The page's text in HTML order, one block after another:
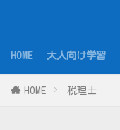
HOME 大人向け学習
HOME 税理士